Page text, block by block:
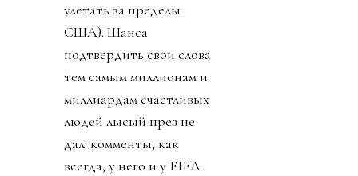
улетать за пределы
США). Шанса
подтвердить свои слова
тем самым миллионам и
миллиардам счастливых
людей лысый през не
дал: комменты, как
всегда, у него и у FIFA